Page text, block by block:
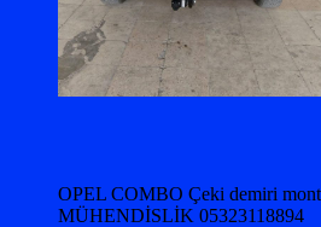
OPEL COMBO Çeki demiri
MÜHENDİSLİK 05323118894